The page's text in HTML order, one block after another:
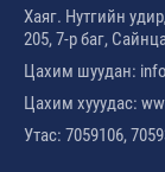
Хаяг. Нутгийн
205, 7-р баг,
Цахим шуудан:
Цахим хууудас:
Утас: 7059106,